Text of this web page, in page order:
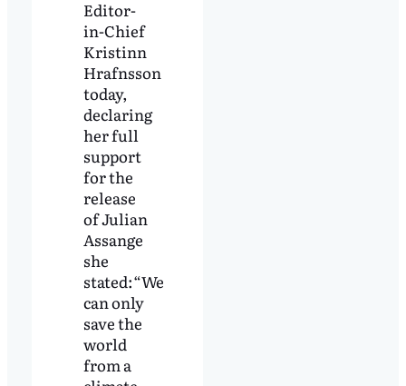
Editor-
in-Chief
Kristinn
Hrafnsson
today,
declaring
her full
support
for the
release
of Julian
Assange
she
stated:“We
can only
save the
world
from a